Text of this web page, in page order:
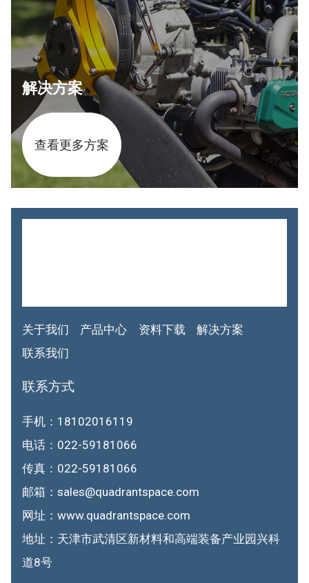
解决方案
查看更多方案
关于我们 产品中心 资料下载
解决方案
联系我们
联系方式
手机：18102016119
电话：022-59181066
传真：022-59181066
邮箱：sales@quadrantspace.com
网址：www.quadrantspace.com
地址：天津市武清区新材料和高端装备产业园兴科
道8号